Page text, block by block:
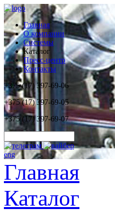
Главная
О компании
Системы
Каталог
Пресс-центр
Контакты
+375 (17) 397-69-06
+375 (17) 397-69-05
+375 (17) 397-69-07
eng
Главная
Каталог